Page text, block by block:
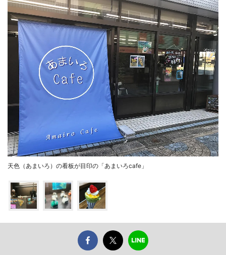
天色（あまいろ）の看板が目印の「あまいろcafe」